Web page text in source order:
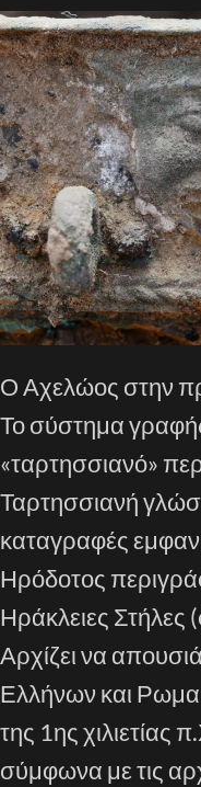
Ο Αχελώος στην
Το σύστημα
«ταρτησσιανό»
Ταρτησσιανή
καταγραφές
Ηρόδοτος
Ηράκλειες Στήλες
Αρχίζει να
Ελλήνων και
της 1ης χιλιετίας
σύμφωνα με τις